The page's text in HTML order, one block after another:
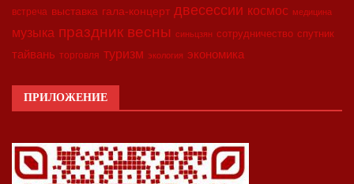
встреча выставка гала-концерт двесессии космос медицина
музыка праздник весны синьцзян сотрудничество спутник
тайвань торговля туризм экология экономика
ПРИЛОЖЕНИЕ